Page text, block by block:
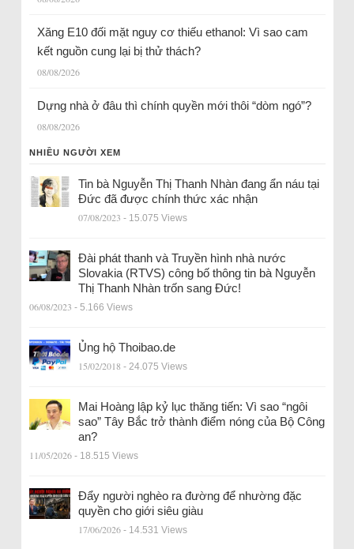
Xăng E10 đối mặt nguy cơ thiếu ethanol: Vì sao cam
kết nguồn cung lại bị thử thách?
08/08/2026
Dựng nhà ở đâu thì chính quyền mới thôi “dòm ngó”?
08/08/2026
NHIỀU NGƯỜI XEM
Tin bà Nguyễn Thị Thanh Nhàn đang ẩn náu tại
Đức đã được chính thức xác nhận
07/08/2023 - 15.075 Views
Đài phát thanh và Truyền hình nhà nước
Slovakia (RTVS) công bố thông tin bà Nguyễn
Thị Thanh Nhàn trốn sang Đức!
06/08/2023 - 5.166 Views
Ủng hộ Thoibao.de
15/02/2018 - 24.075 Views
Mai Hoàng lập kỷ lục thăng tiến: Vì sao “ngôi
sao” Tây Bắc trở thành điểm nóng của Bộ Công
an?
11/05/2026 - 18.515 Views
Đẩy người nghèo ra đường để nhường đặc
quyền cho giới siêu giàu
17/06/2026 - 14.531 Views